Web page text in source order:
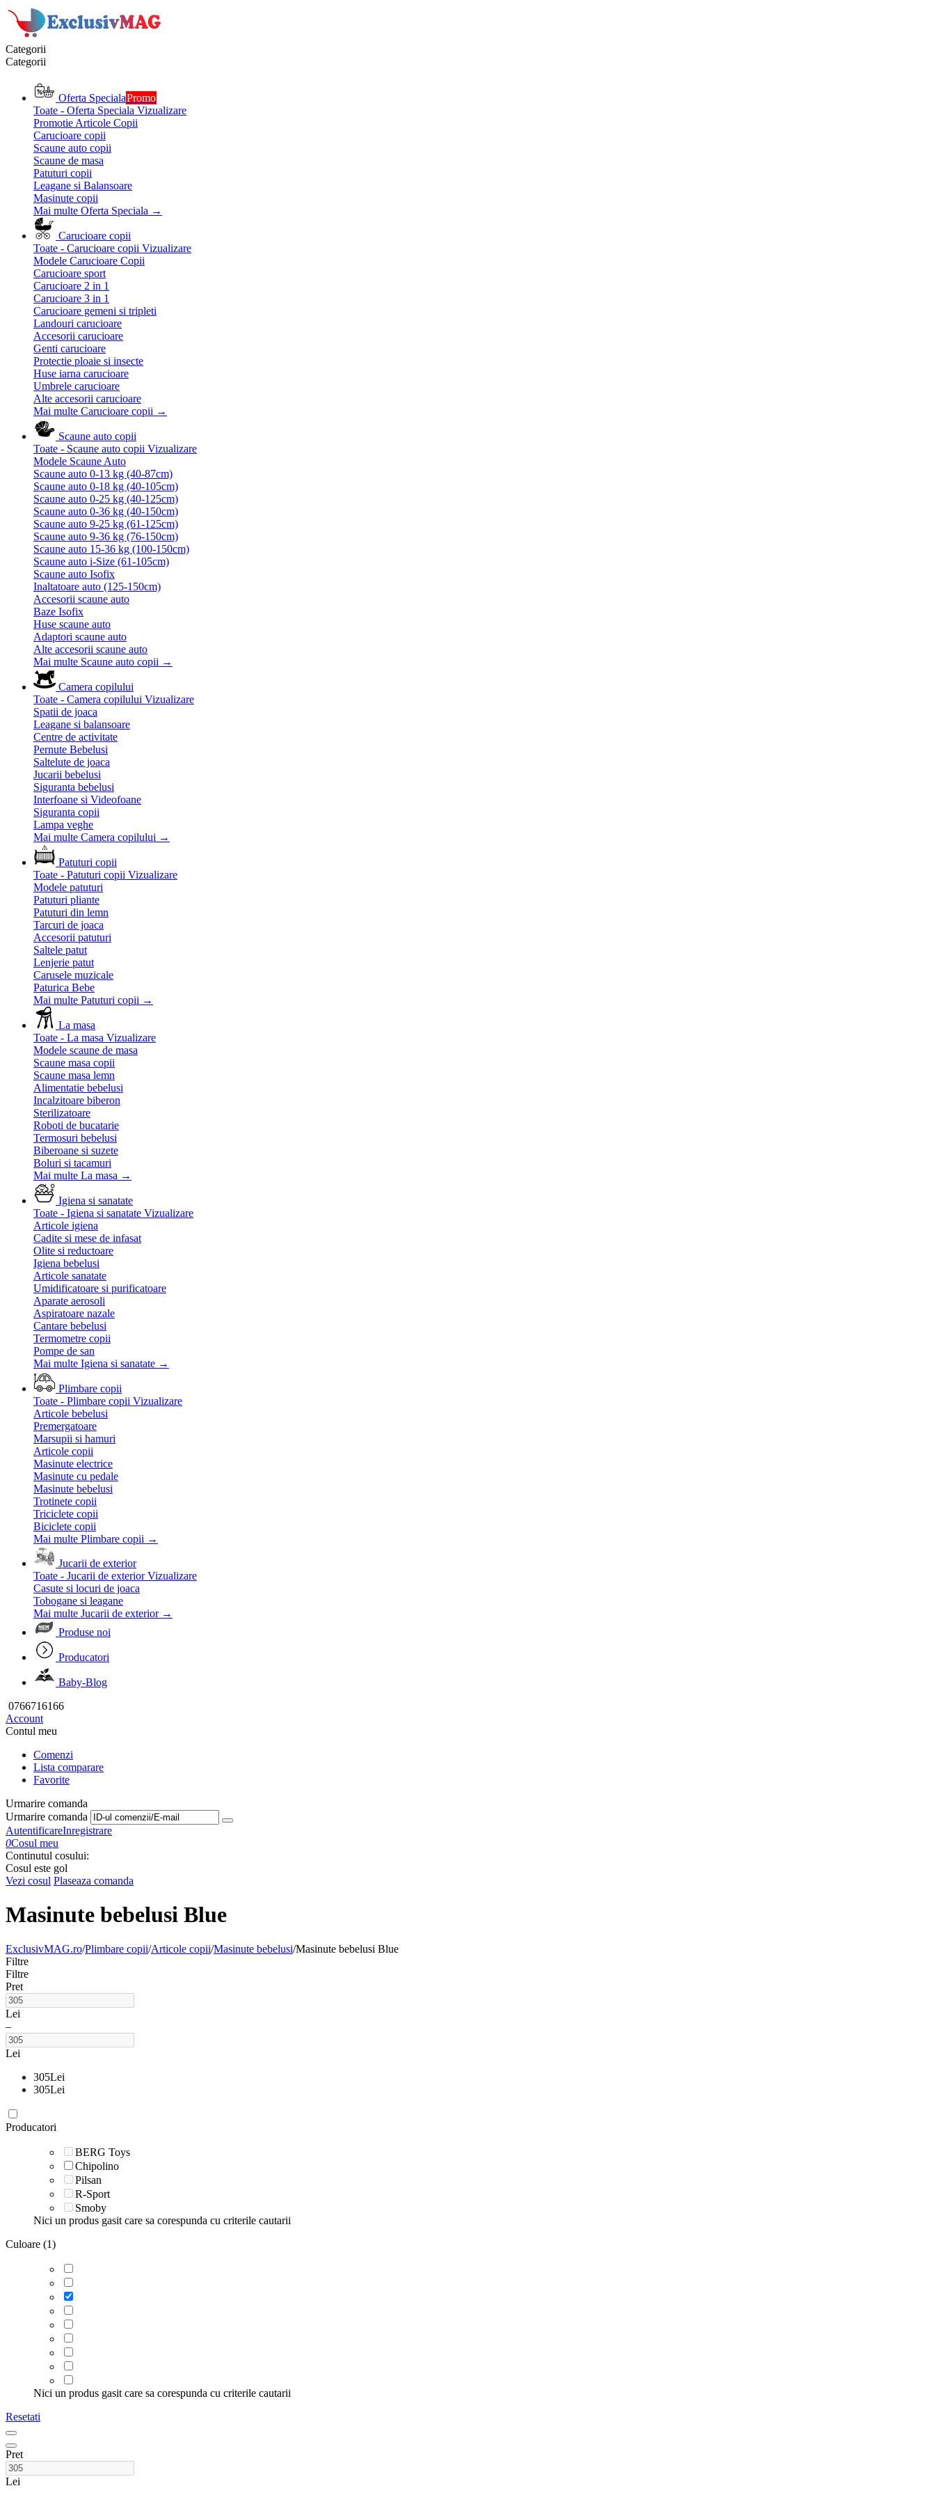
Categorii
Categorii
Oferta SpecialaPromo
Toate - Oferta Speciala Vizualizare
Promotie Articole Copii
Carucioare copii
Scaune auto copii
Scaune de masa
Patuturi copii
Leagane si Balansoare
Masinute copii
Mai multe Oferta Speciala →
Carucioare copii
Toate - Carucioare copii Vizualizare
Modele Carucioare Copii
Carucioare sport
Carucioare 2 in 1
Carucioare 3 in 1
Carucioare gemeni si tripleti
Landouri carucioare
Accesorii carucioare
Genti carucioare
Protectie ploaie si insecte
Huse iarna carucioare
Umbrele carucioare
Alte accesorii carucioare
Mai multe Carucioare copii →
Scaune auto copii
Toate - Scaune auto copii Vizualizare
Modele Scaune Auto
Scaune auto 0-13 kg (40-87cm)
Scaune auto 0-18 kg (40-105cm)
Scaune auto 0-25 kg (40-125cm)
Scaune auto 0-36 kg (40-150cm)
Scaune auto 9-25 kg (61-125cm)
Scaune auto 9-36 kg (76-150cm)
Scaune auto 15-36 kg (100-150cm)
Scaune auto i-Size (61-105cm)
Scaune auto Isofix
Inaltatoare auto (125-150cm)
Accesorii scaune auto
Baze Isofix
Huse scaune auto
Adaptori scaune auto
Alte accesorii scaune auto
Mai multe Scaune auto copii →
Camera copilului
Toate - Camera copilului Vizualizare
Spatii de joaca
Leagane si balansoare
Centre de activitate
Pernute Bebelusi
Saltelute de joaca
Jucarii bebelusi
Siguranta bebelusi
Interfoane si Videofoane
Siguranta copii
Lampa veghe
Mai multe Camera copilului →
Patuturi copii
Toate - Patuturi copii Vizualizare
Modele patuturi
Patuturi pliante
Patuturi din lemn
Tarcuri de joaca
Accesorii patuturi
Saltele patut
Lenjerie patut
Carusele muzicale
Paturica Bebe
Mai multe Patuturi copii →
La masa
Toate - La masa Vizualizare
Modele scaune de masa
Scaune masa copii
Scaune masa lemn
Alimentatie bebelusi
Incalzitoare biberon
Sterilizatoare
Roboti de bucatarie
Termosuri bebelusi
Biberoane si suzete
Boluri si tacamuri
Mai multe La masa →
Igiena si sanatate
Toate - Igiena si sanatate Vizualizare
Articole igiena
Cadite si mese de infasat
Olite si reductoare
Igiena bebelusi
Articole sanatate
Umidificatoare si purificatoare
Aparate aerosoli
Aspiratoare nazale
Cantare bebelusi
Termometre copii
Pompe de san
Mai multe Igiena si sanatate →
Plimbare copii
Toate - Plimbare copii Vizualizare
Articole bebelusi
Premergatoare
Marsupii si hamuri
Articole copii
Masinute electrice
Masinute cu pedale
Masinute bebelusi
Trotinete copii
Triciclete copii
Biciclete copii
Mai multe Plimbare copii →
Jucarii de exterior
Toate - Jucarii de exterior Vizualizare
Casute si locuri de joaca
Tobogane si leagane
Mai multe Jucarii de exterior →
Produse noi
Producatori
Baby-Blog
0766716166
Account
Contul meu
Comenzi
Lista comparare
Favorite
Urmarire comanda
Urmarire comanda
AutentificareInregistrare
0Cosul meu
Continutul cosului:
Cosul este gol
Vezi cosul Plaseaza comanda
Masinute bebelusi Blue
ExclusivMAG.ro/Plimbare copii/Articole copii/Masinute bebelusi/Masinute bebelusi Blue
Filtre
Filtre
Pret
Lei
–
Lei
305Lei
305Lei
Producatori
BERG Toys
Chipolino
Pilsan
R-Sport
Smoby
Nici un produs gasit care sa corespunda cu criterile cautarii
Culoare (1)
Nici un produs gasit care sa corespunda cu criterile cautarii
Resetati
Pret
Lei